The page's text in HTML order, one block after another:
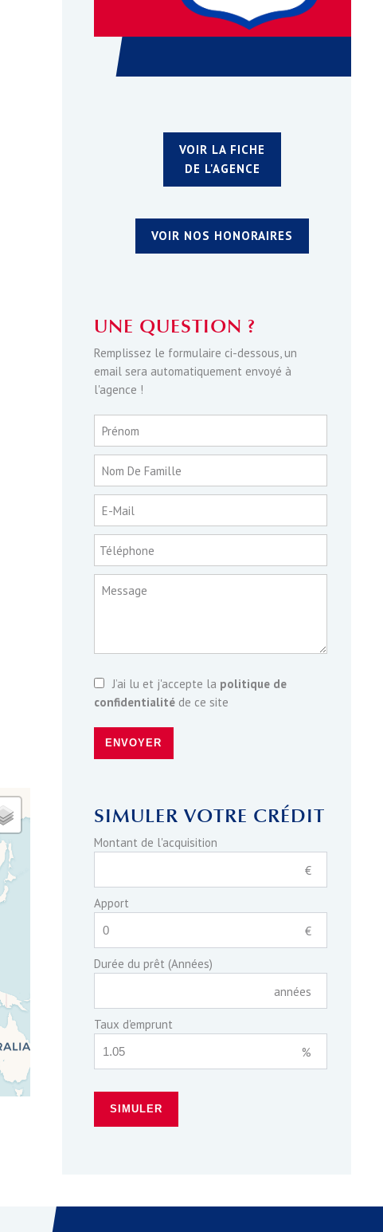
VOIR LA FICHE
DE L'AGENCE
VOIR NOS HONORAIRES
UNE QUESTION ?
Remplissez le formulaire ci-dessous, un
email sera automatiquement envoyé à
l'agence !
Prénom
Nom De Famille
E-Mail
Téléphone
Message
J’ai lu et j'accepte la politique de
confidentialitéde ce site
ENVOYER
SIMULER VOTRE CRÉDIT
Montant de l'acquisition
€
Apport
€
Durée du prêt (Années)
années
Taux d'emprunt
%
SIMULER